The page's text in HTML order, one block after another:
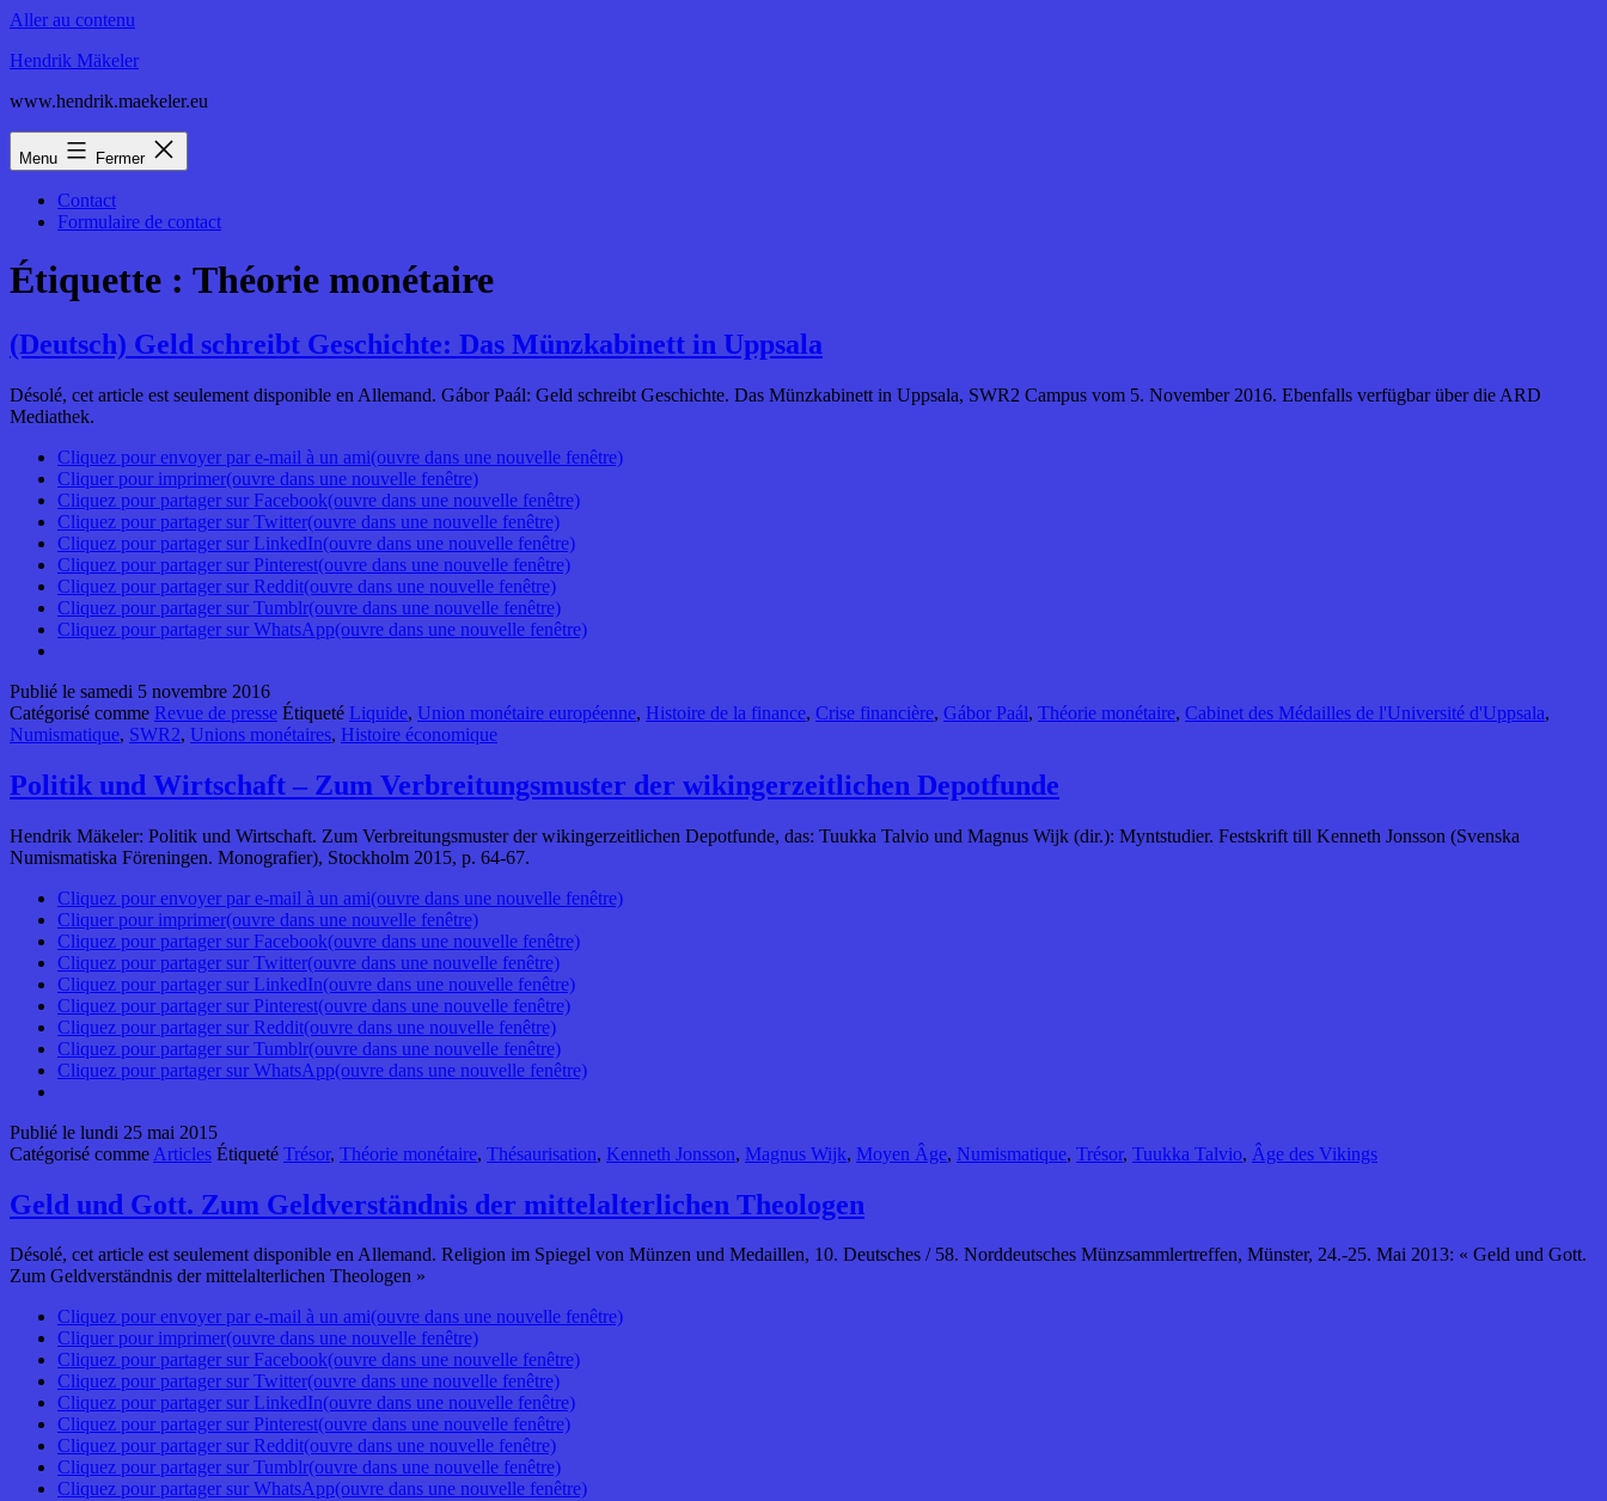
Aller au contenu
Hendrik Mäkeler
www.hendrik.maekeler.eu
Menu Fermer
Contact
Formulaire de contact
Étiquette : Théorie monétaire
(Deutsch) Geld schreibt Geschichte: Das Münzkabinett in Uppsala
Désolé, cet article est seulement disponible en Allemand. Gábor Paál: Geld schreibt Geschichte. Das Münzkabinett in Uppsala, SWR2 Campus vom 5. November 2016. Ebenfalls verfügbar über die ARD
Mediathek.
Cliquez pour envoyer par e-mail à un ami(ouvre dans une nouvelle fenêtre)
Cliquer pour imprimer(ouvre dans une nouvelle fenêtre)
Cliquez pour partager sur Facebook(ouvre dans une nouvelle fenêtre)
Cliquez pour partager sur Twitter(ouvre dans une nouvelle fenêtre)
Cliquez pour partager sur LinkedIn(ouvre dans une nouvelle fenêtre)
Cliquez pour partager sur Pinterest(ouvre dans une nouvelle fenêtre)
Cliquez pour partager sur Reddit(ouvre dans une nouvelle fenêtre)
Cliquez pour partager sur Tumblr(ouvre dans une nouvelle fenêtre)
Cliquez pour partager sur WhatsApp(ouvre dans une nouvelle fenêtre)
Publié le samedi 5 novembre 2016
Catégorisé comme Revue de presse Étiqueté Liquide, Union monétaire européenne, Histoire de la finance, Crise financière, Gábor Paál, Théorie monétaire, Cabinet des Médailles de l'Université d'Uppsala,
Numismatique, SWR2, Unions monétaires, Histoire économique
Politik und Wirtschaft – Zum Verbreitungsmuster der wikingerzeitlichen Depotfunde
Hendrik Mäkeler: Politik und Wirtschaft. Zum Verbreitungsmuster der wikingerzeitlichen Depotfunde, das: Tuukka Talvio und Magnus Wijk (dir.): Myntstudier. Festskrift till Kenneth Jonsson (Svenska
Numismatiska Föreningen. Monografier), Stockholm 2015, p. 64-67.
Cliquez pour envoyer par e-mail à un ami(ouvre dans une nouvelle fenêtre)
Cliquer pour imprimer(ouvre dans une nouvelle fenêtre)
Cliquez pour partager sur Facebook(ouvre dans une nouvelle fenêtre)
Cliquez pour partager sur Twitter(ouvre dans une nouvelle fenêtre)
Cliquez pour partager sur LinkedIn(ouvre dans une nouvelle fenêtre)
Cliquez pour partager sur Pinterest(ouvre dans une nouvelle fenêtre)
Cliquez pour partager sur Reddit(ouvre dans une nouvelle fenêtre)
Cliquez pour partager sur Tumblr(ouvre dans une nouvelle fenêtre)
Cliquez pour partager sur WhatsApp(ouvre dans une nouvelle fenêtre)
Publié le lundi 25 mai 2015
Catégorisé comme Articles Étiqueté Trésor, Théorie monétaire, Thésaurisation, Kenneth Jonsson, Magnus Wijk, Moyen Âge, Numismatique, Trésor, Tuukka Talvio, Âge des Vikings
Geld und Gott. Zum Geldverständnis der mittelalterlichen Theologen
Désolé, cet article est seulement disponible en Allemand. Religion im Spiegel von Münzen und Medaillen, 10. Deutsches / 58. Norddeutsches Münzsammlertreffen, Münster, 24.-25. Mai 2013: « Geld und Gott.
Zum Geldverständnis der mittelalterlichen Theologen »
Cliquez pour envoyer par e-mail à un ami(ouvre dans une nouvelle fenêtre)
Cliquer pour imprimer(ouvre dans une nouvelle fenêtre)
Cliquez pour partager sur Facebook(ouvre dans une nouvelle fenêtre)
Cliquez pour partager sur Twitter(ouvre dans une nouvelle fenêtre)
Cliquez pour partager sur LinkedIn(ouvre dans une nouvelle fenêtre)
Cliquez pour partager sur Pinterest(ouvre dans une nouvelle fenêtre)
Cliquez pour partager sur Reddit(ouvre dans une nouvelle fenêtre)
Cliquez pour partager sur Tumblr(ouvre dans une nouvelle fenêtre)
Cliquez pour partager sur WhatsApp(ouvre dans une nouvelle fenêtre)